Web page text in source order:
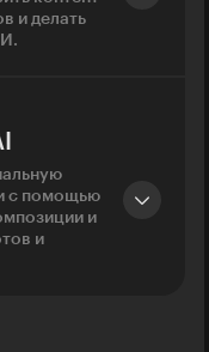
и делать
с помощью
и
и